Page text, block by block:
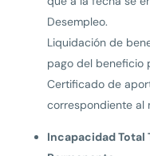
Desempleo.
Liquidación de
pago del beneficio
Certificado de
correspondiente al
Incapacidad Total